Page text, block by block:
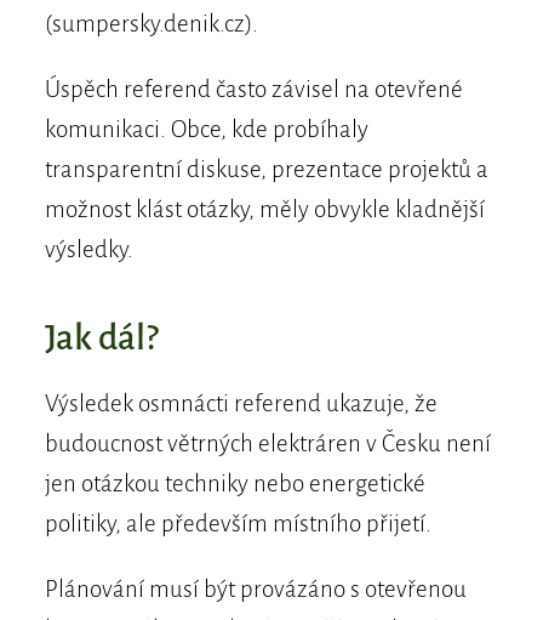
(sumpersky.denik.cz).
Úspěch referend často závisel na otevřené
komunikaci. Obce, kde probíhaly
transparentní diskuse, prezentace projektů a
možnost klást otázky, měly obvykle kladnější
výsledky.
Jak dál?
Výsledek osmnácti referend ukazuje, že
budoucnost větrných elektráren v Česku není
jen otázkou techniky nebo energetické
politiky, ale především místního přijetí.
Plánování musí být provázáno s otevřenou